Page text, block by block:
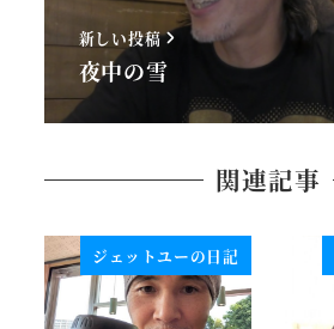
新しい投稿
夜中の雪
関連記事
ジェットユーの日記